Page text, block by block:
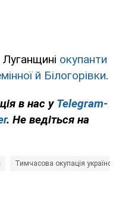
окупанти
й Білогорівки.
в нас у Telegram-
. Не ведіться на
Тимчасова окупація